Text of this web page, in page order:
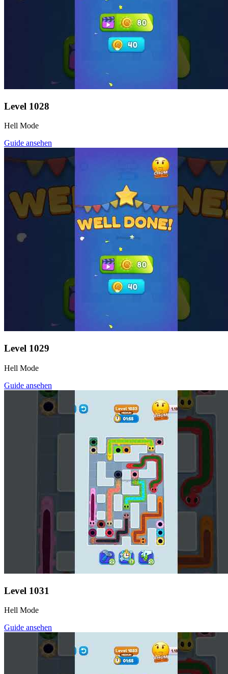
Level 1028
Hell Mode
Guide ansehen
Level 1029
Hell Mode
Guide ansehen
Level 1031
Hell Mode
Guide ansehen